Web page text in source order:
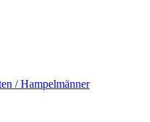
/ Hampelmänner